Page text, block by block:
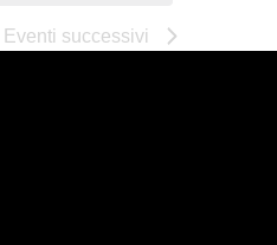
Eventi successivi